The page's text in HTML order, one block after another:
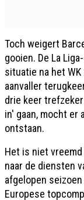
Toch weigert
gooien. De La
situatie na het
aanvaller
drie keer
in' gaan, mocht er
ontstaan.
Het is niet
naar de diensten
afgelopen
Europese